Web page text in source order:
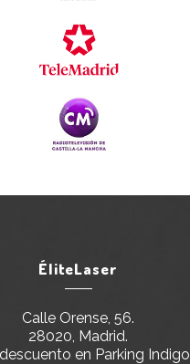
ÉliteLaser
Calle Orense, 56.
28020, Madrid.
en Parking Indigo